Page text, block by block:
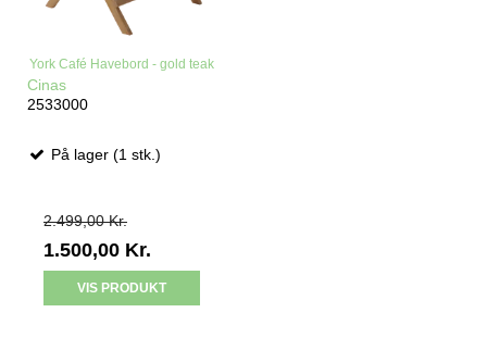
York Café Havebord - gold teak
Cinas
2533000
På lager (1 stk.)
2.499,00 Kr.
1.500,00 Kr.
VIS PRODUKT